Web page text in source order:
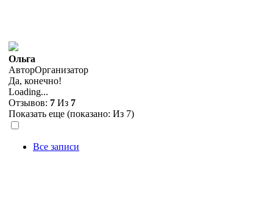
Ольга
АвторОрганизатор
Да, конечно!
Loading...
Отзывов: 7 Из 7
Показать еще (показано: Из 7)
Все записи